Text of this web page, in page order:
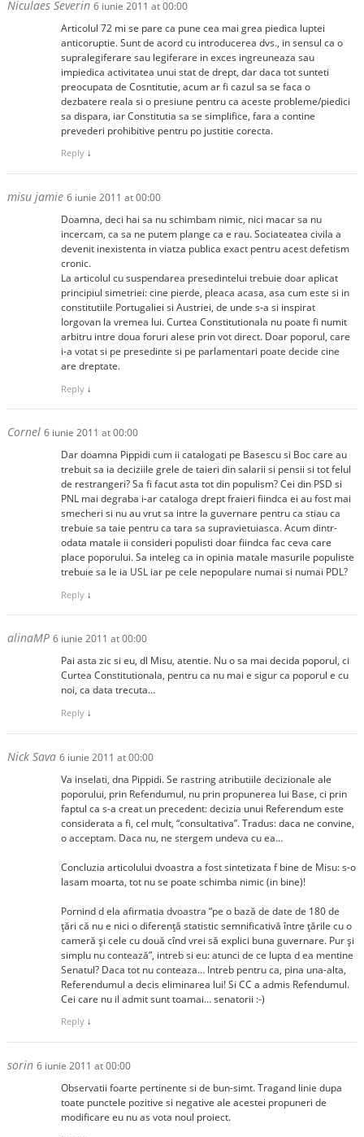
Niculaes Severin 6 iunie 2011 at 00:00
Articolul 72 mi se pare ca pune cea mai grea piedica luptei
anticoruptie. Sunt de acord cu introducerea dvs., in sensul ca o
supralegiferare sau legiferare in exces ingreuneaza sau
impiedica activitatea unui stat de drept, dar daca tot sunteti
preocupata de Cosntitutie, acum ar fi cazul sa se faca o
dezbatere reala si o presiune pentru ca aceste probleme/piedici
sa dispara, iar Constitutia sa se simplifice, fara a contine
prevederi prohibitive pentru po justitie corecta.
Reply ↓
misu jamie 6 iunie 2011 at 00:00
Doamna, deci hai sa nu schimbam nimic, nici macar sa nu
incercam, ca sa ne putem plange ca e rau. Sociateatea civila a
devenit inexistenta in viatza publica exact pentru acest defetism
cronic.
La articolul cu suspendarea presedintelui trebuie doar aplicat
principiul simetriei: cine pierde, pleaca acasa, asa cum este si in
constitutiile Portugaliei si Austriei, de unde s-a si inspirat
Iorgovan la vremea lui. Curtea Constitutionala nu poate fi numit
arbitru intre doua foruri alese prin vot direct. Doar poporul, care
i-a votat si pe presedinte si pe parlamentari poate decide cine
are dreptate.
Reply ↓
Cornel 6 iunie 2011 at 00:00
Dar doamna Pippidi cum ii catalogati pe Basescu si Boc care au
trebuit sa ia deciziile grele de taieri din salarii si pensii si tot felul
de restrangeri? Sa fi facut asta tot din populism? Cei din PSD si
PNL mai degraba i-ar cataloga drept fraieri fiindca ei au fost mai
smecheri si nu au vrut sa intre la guvernare pentru ca stiau ca
trebuie sa taie pentru ca tara sa supravietuiasca. Acum dintr-
odata matale ii consideri populisti doar fiindca fac ceva care
place poporului. Sa inteleg ca in opinia matale masurile populiste
trebuie sa le ia USL iar pe cele nepopulare numai si numai PDL?
Reply ↓
alinaMP 6 iunie 2011 at 00:00
Pai asta zic si eu, dl Misu, atentie. Nu o sa mai decida poporul, ci
Curtea Constitutionala, pentru ca nu mai e sigur ca poporul e cu
noi, ca data trecuta…
Reply ↓
Nick Sava 6 iunie 2011 at 00:00
Va inselati, dna Pippidi. Se rastring atributiile decizionale ale
poporului, prin Refendumul, nu prin propunerea lui Base, ci prin
faptul ca s-a creat un precedent: decizia unui Referendum este
considerata a fi, cel mult, “consultativa”. Tradus: daca ne convine,
o acceptam. Daca nu, ne stergem undeva cu ea…
Concluzia articolului dvoastra a fost sintetizata f bine de Misu: s-o
lasam moarta, tot nu se poate schimba nimic (in bine)!
Pornind d ela afirmatia dvoastra “pe o bază de date de 180 de
ţări că nu e nici o diferenţă statistic semnificativă între ţările cu o
cameră şi cele cu două cînd vrei să explici buna guvernare. Pur şi
simplu nu contează”, intreb si eu: atunci de ce lupta d ea mentine
Senatul? Daca tot nu conteaza… Intreb pentru ca, pina una-alta,
Referendumul a decis eliminarea lui! Si CC a admis Refendumul.
Cei care nu il admit sunt toamai… senatorii :-)
Reply ↓
sorin 6 iunie 2011 at 00:00
Observatii foarte pertinente si de bun-simt. Tragand linie dupa
toate punctele pozitive si negative ale acestei propuneri de
modificare eu nu as vota noul proiect.